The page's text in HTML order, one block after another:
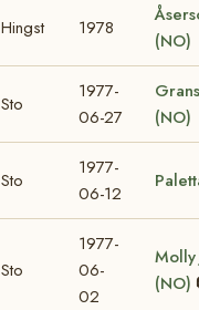
Hingst 1978
(NO)
Sto
1977-
06-27
(NO)
Sto
1977-
06-12
Sto
1977-
06-
02
Molly
(NO)